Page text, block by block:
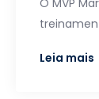
O MVP
Leia mais